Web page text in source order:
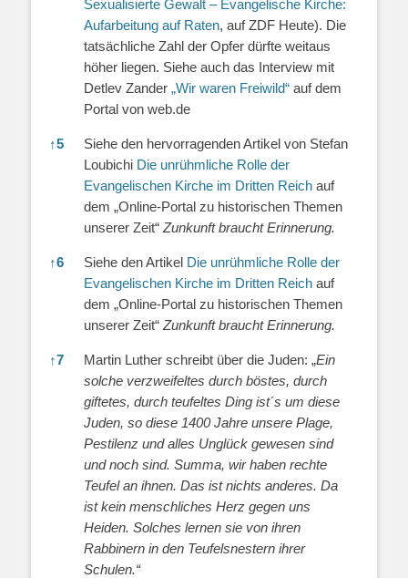
Sexualisierte Gewalt – Evangelische Kirche:
Aufarbeitung auf Raten, auf ZDF Heute). Die
tatsächliche Zahl der Opfer dürfte weitaus
höher liegen. Siehe auch das Interview mit
Detlev Zander „Wir waren Freiwild“ auf dem
Portal von web.de
↑5
Siehe den hervorragenden Artikel von Stefan
Loubichi Die unrühmliche Rolle der
Evangelischen Kirche im Dritten Reich auf
dem „Online-Portal zu historischen Themen
unserer Zeit“ Zunkunft braucht Erinnerung.
↑6 Siehe den Artikel Die unrühmliche Rolle der
Evangelischen Kirche im Dritten Reich auf
dem „Online-Portal zu historischen Themen
unserer Zeit“ Zunkunft braucht Erinnerung.
↑7 Martin Luther schreibt über die Juden: „Ein
solche verzweifeltes durch böstes, durch
giftetes, durch teufeltes Ding ist´s um diese
Juden, so diese 1400 Jahre unsere Plage,
Pestilenz und alles Unglück gewesen sind
und noch sind. Summa, wir haben rechte
Teufel an ihnen. Das ist nichts anderes. Da
ist kein menschliches Herz gegen uns
Heiden. Solches lernen sie von ihren
Rabbinern in den Teufelsnestern ihrer
Schulen.“